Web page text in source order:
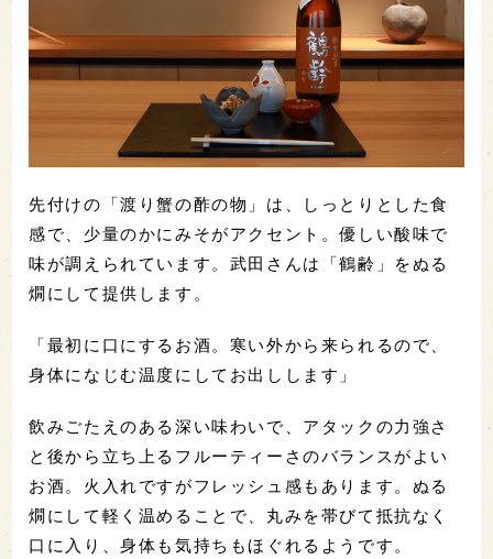
先付けの「渡り蟹の酢の物」は、しっとりとした食
感で、少量のかにみそがアクセント。優しい酸味で
味が調えられています。武田さんは「鶴齢」をぬる
燗にして提供します。
「最初に口にするお酒。寒い外から来られるので、
身体になじむ温度にしてお出しします」
飲みごたえのある深い味わいで、アタックの力強さ
と後から立ち上るフルーティーさのバランスがよい
お酒。火入れですがフレッシュ感もあります。ぬる
燗にして軽く温めることで、丸みを帯びて抵抗なく
口に入り、身体も気持ちもほぐれるようです。